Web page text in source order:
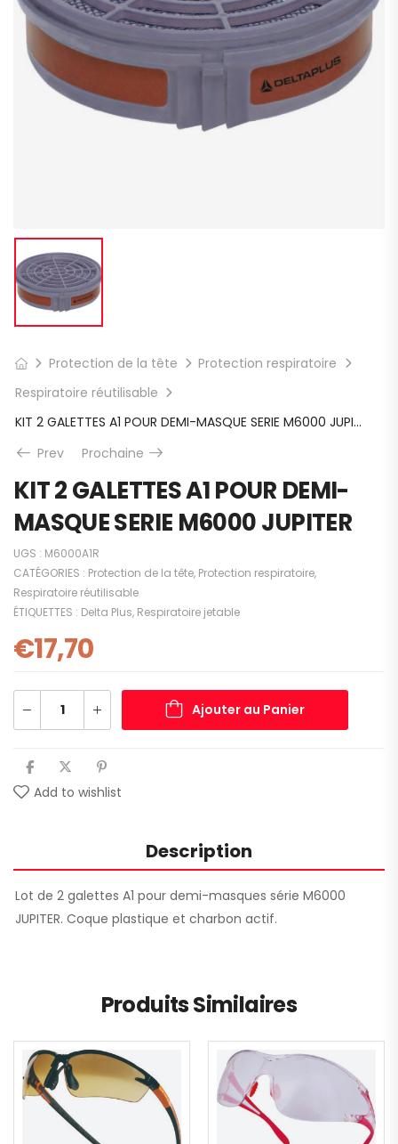
Protection de la tête
Protection respiratoire
Respiratoire réutilisable
KIT 2 GALETTES A1 POUR DEMI-MASQUE SERIE M6000 JUPITER
Prev
Prochaine
KIT 2 GALETTES A1 POUR DEMI-
MASQUE SERIE M6000 JUPITER
UGS : M6000A1R
CATÉGORIES : Protection de la tête, Protection respiratoire,
Respiratoire réutilisable
ÉTIQUETTES : Delta Plus, Respiratoire jetable
€17,70
Ajouter au Panier
Add to wishlist
Description
Lot de 2 galettes A1 pour demi-masques série M6000
JUPITER. Coque plastique et charbon actif.
Produits Similaires